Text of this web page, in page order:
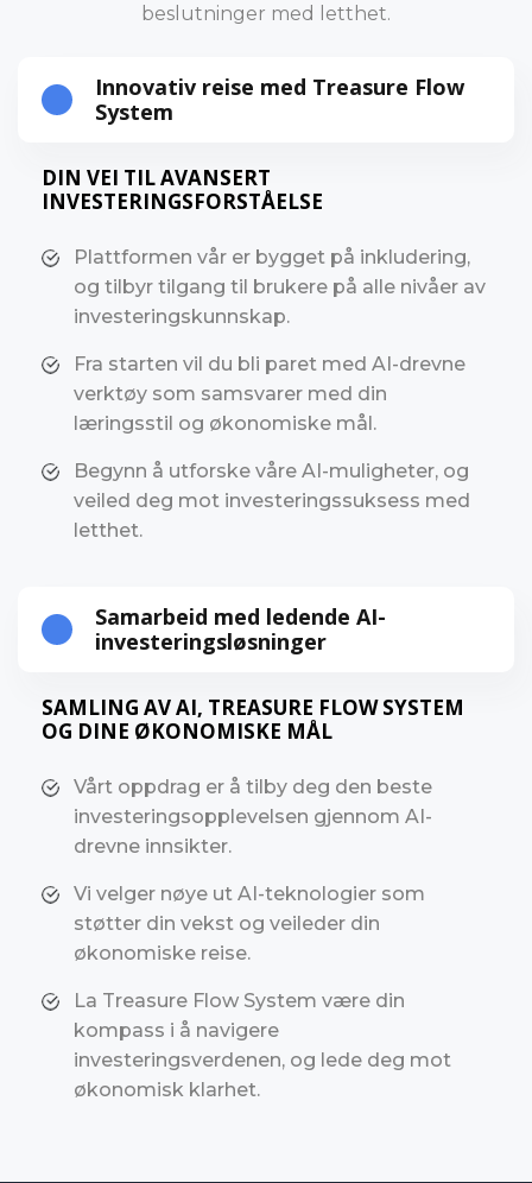
beslutninger med letthet.
Innovativ reise med Treasure Flow
System
DIN VEI TIL AVANSERT
INVESTERINGSFORSTÅELSE
Plattformen vår er bygget på inkludering,
og tilbyr tilgang til brukere på alle nivåer av
investeringskunnskap.
Fra starten vil du bli paret med AI-drevne
verktøy som samsvarer med din
læringsstil og økonomiske mål.
Begynn å utforske våre AI-muligheter, og
veiled deg mot investeringssuksess med
letthet.
Samarbeid med ledende AI-
investeringsløsninger
SAMLING AV AI, TREASURE FLOW SYSTEM
OG DINE ØKONOMISKE MÅL
Vårt oppdrag er å tilby deg den beste
investeringsopplevelsen gjennom AI-
drevne innsikter.
Vi velger nøye ut AI-teknologier som
støtter din vekst og veileder din
økonomiske reise.
La Treasure Flow System være din
kompass i å navigere
investeringsverdenen, og lede deg mot
økonomisk klarhet.